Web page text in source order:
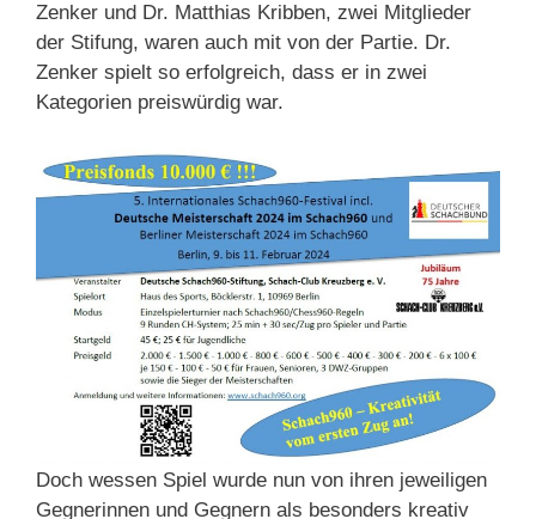
Zenker und Dr. Matthias Kribben, zwei Mitglieder
der Stifung, waren auch mit von der Partie. Dr.
Zenker spielt so erfolgreich, dass er in zwei
Kategorien preiswürdig war.
Doch wessen Spiel wurde nun von ihren jeweiligen
Gegnerinnen und Gegnern als besonders kreativ